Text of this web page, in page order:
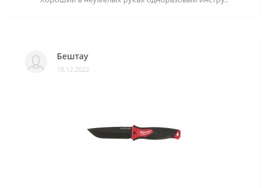
Бештау
18.12.2022